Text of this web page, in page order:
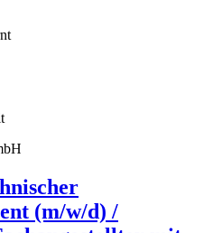
(m/w/d) /